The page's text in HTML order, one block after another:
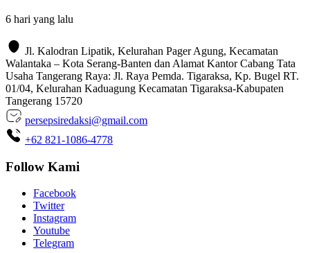
6 hari yang lalu
Jl. Kalodran Lipatik, Kelurahan Pager Agung, Kecamatan
Walantaka – Kota Serang-Banten dan Alamat Kantor Cabang Tata
Usaha Tangerang Raya: Jl. Raya Pemda. Tigaraksa, Kp. Bugel RT.
01/04, Kelurahan Kaduagung Kecamatan Tigaraksa-Kabupaten
Tangerang 15720
persepsiredaksi@gmail.com
+62 821-1086-4778
Follow Kami
Facebook
Twitter
Instagram
Youtube
Telegram